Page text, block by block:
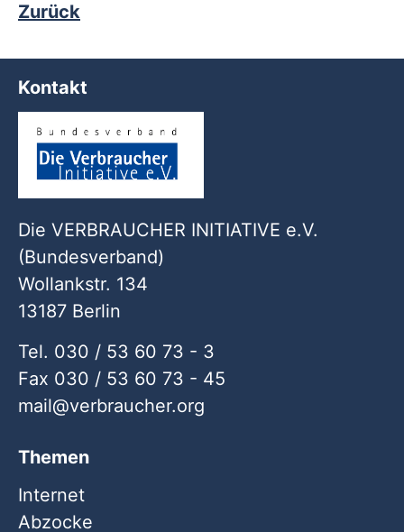
Zurück
Kontakt
Die VERBRAUCHER INITIATIVE e.V.
(Bundesverband)
Wollankstr. 134
13187 Berlin
Tel. 030 / 53 60 73 - 3
Fax 030 / 53 60 73 - 45
mail
verbraucher org
Themen
Internet
Abzocke